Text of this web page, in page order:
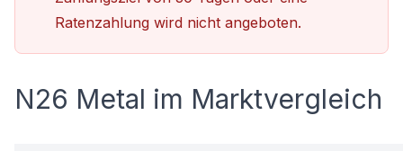
Ratenzahlung wird nicht angeboten.
N26 Metal im Marktvergleich